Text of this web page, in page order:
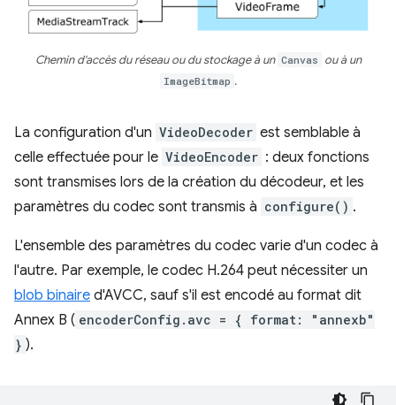
Chemin d'accès du réseau ou du stockage à un Canvas ou à un
ImageBitmap .
La configuration d'un VideoDecoder est semblable à
celle effectuée pour le VideoEncoder : deux fonctions
sont transmises lors de la création du décodeur, et les
paramètres du codec sont transmis à configure() .
L'ensemble des paramètres du codec varie d'un codec à
l'autre. Par exemple, le codec H.264 peut nécessiter un
blob binaire d'AVCC, sauf s'il est encodé au format dit
Annex B ( encoderConfig.avc = { format: "annexb"
} ).